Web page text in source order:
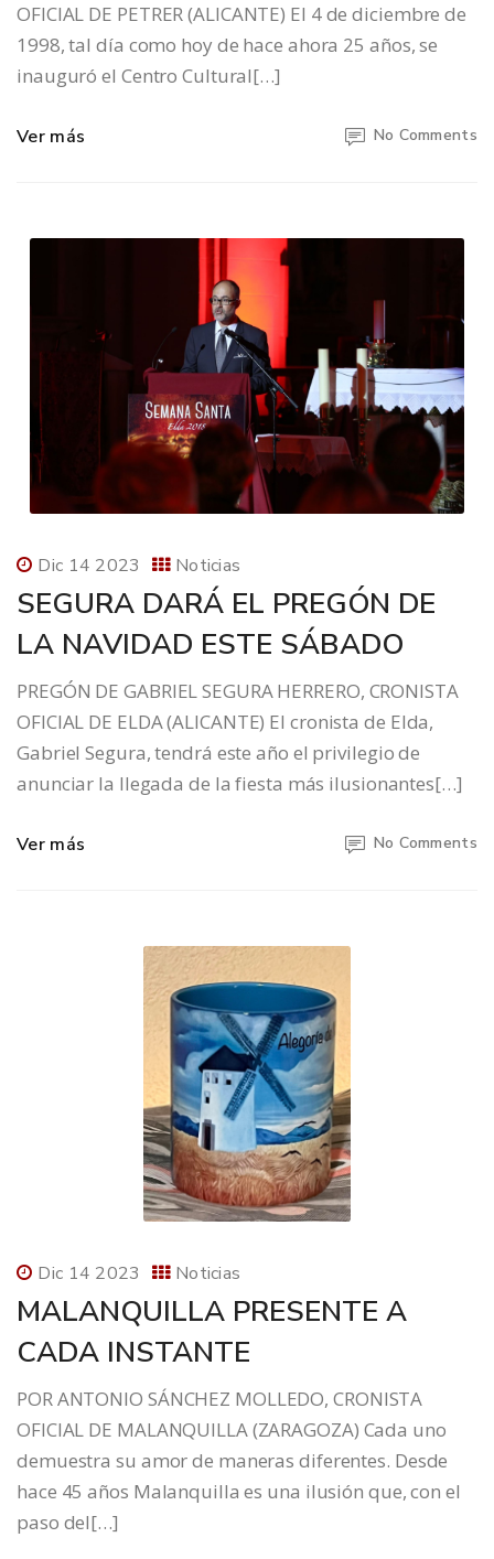
OFICIAL DE PETRER (ALICANTE) El 4 de diciembre de
1998, tal día como hoy de hace ahora 25 años, se
inauguró el Centro Cultural[…]
Ver más No Comments
Dic 14 2023 Noticias
SEGURA DARÁ EL PREGÓN DE
LA NAVIDAD ESTE SÁBADO
PREGÓN DE GABRIEL SEGURA HERRERO, CRONISTA
OFICIAL DE ELDA (ALICANTE) El cronista de Elda,
Gabriel Segura, tendrá este año el privilegio de
anunciar la llegada de la fiesta más ilusionantes[…]
Ver más No Comments
Dic 14 2023 Noticias
MALANQUILLA PRESENTE A
CADA INSTANTE
POR ANTONIO SÁNCHEZ MOLLEDO, CRONISTA
OFICIAL DE MALANQUILLA (ZARAGOZA) Cada uno
demuestra su amor de maneras diferentes. Desde
hace 45 años Malanquilla es una ilusión que, con el
paso del[…]